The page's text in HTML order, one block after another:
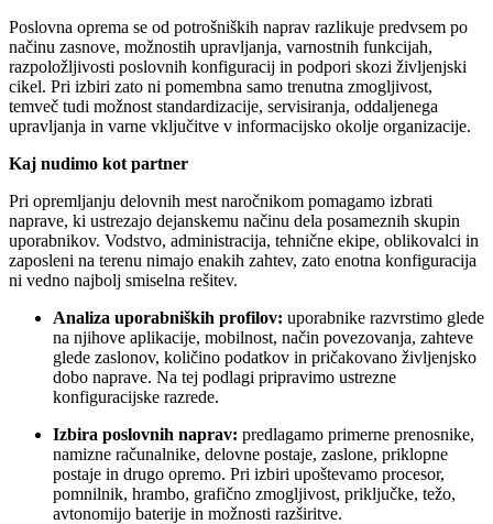
Poslovna oprema se od potrošniških naprav razlikuje predvsem po
načinu zasnove, možnostih upravljanja, varnostnih funkcijah,
razpoložljivosti poslovnih konfiguracij in podpori skozi življenjski
cikel. Pri izbiri zato ni pomembna samo trenutna zmogljivost,
temveč tudi možnost standardizacije, servisiranja, oddaljenega
upravljanja in varne vključitve v informacijsko okolje organizacije.
Kaj nudimo kot partner
Pri opremljanju delovnih mest naročnikom pomagamo izbrati
naprave, ki ustrezajo dejanskemu načinu dela posameznih skupin
uporabnikov. Vodstvo, administracija, tehnične ekipe, oblikovalci in
zaposleni na terenu nimajo enakih zahtev, zato enotna konfiguracija
ni vedno najbolj smiselna rešitev.
Analiza uporabniških profilov: uporabnike razvrstimo glede
na njihove aplikacije, mobilnost, način povezovanja, zahteve
glede zaslonov, količino podatkov in pričakovano življenjsko
dobo naprave. Na tej podlagi pripravimo ustrezne
konfiguracijske razrede.
Izbira poslovnih naprav: predlagamo primerne prenosnike,
namizne računalnike, delovne postaje, zaslone, priklopne
postaje in drugo opremo. Pri izbiri upoštevamo procesor,
pomnilnik, hrambo, grafično zmogljivost, priključke, težo,
avtonomijo baterije in možnosti razširitve.